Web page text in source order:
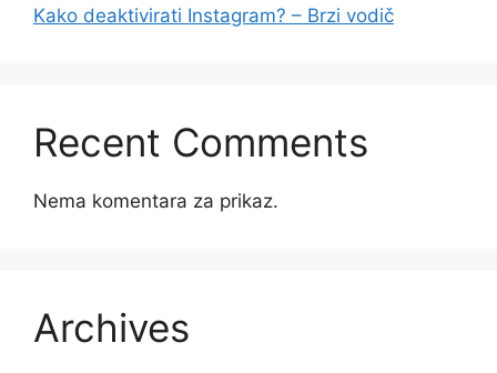
Kako deaktivirati Instagram? – Brzi vodič
Recent Comments
Nema komentara za prikaz.
Archives